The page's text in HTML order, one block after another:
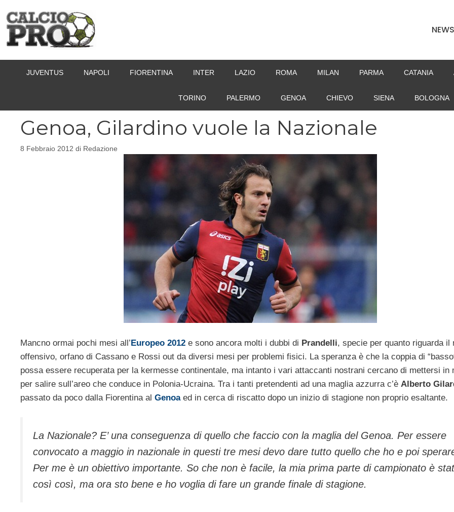
contenuto
NEWS
JUVENTUS NAPOLI FIORENTINA INTER LAZIO ROMA MILAN PARMA CATANIA
TORINO PALERMO GENOA CHIEVO SIENA BOLOGNA
Genoa, Gilardino vuole la Nazionale
8 Febbraio 2012 di Redazione
Mancno ormai pochi mesi all’Europeo 2012 e sono ancora molti i dubbi di Prandelli, specie per quanto riguarda il
offensivo, orfano di Cassano e Rossi out da diversi mesi per problemi fisici. La speranza è che la coppia di
possa essere recuperata per la kermesse continentale, ma intanto i vari attaccanti nostrani cercano di mettersi in
per salire sull’areo che conduce in Polonia-Ucraina. Tra i tanti pretendenti ad una maglia azzurra c’è Alberto
passato da poco dalla Fiorentina al Genoaed in cerca di riscatto dopo un inizio di stagione non proprio esaltante.
La Nazionale? E’ una conseguenza di quello che faccio con la maglia del Genoa. Per essere
convocato a maggio in nazionale in questi tre mesi devo dare tutto quello che ho e poi
Per me è un obiettivo importante. So che non è facile, la mia prima parte di campionato è
così così, ma ora sto bene e ho voglia di fare un grande finale di stagione.